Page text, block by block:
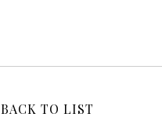
BACK TO LIST